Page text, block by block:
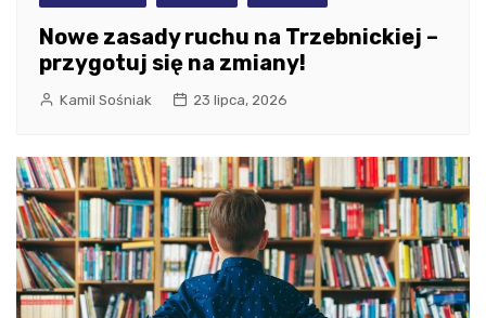
Nowe zasady ruchu na Trzebnickiej –
przygotuj się na zmiany!
Kamil Sośniak 23 lipca, 2026